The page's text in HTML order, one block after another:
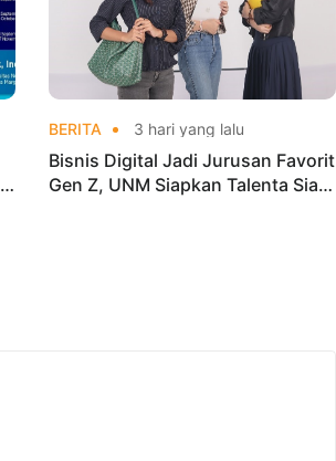
BERITA 3 hari yang lalu
Bisnis Digital Jadi Jurusan Favorit
Gen Z, UNM Siapkan Talenta Siap